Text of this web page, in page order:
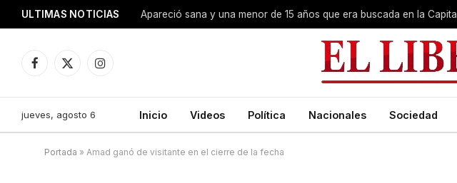
ULTIMAS NOTICIAS Apareció sana y una menor de 15 años que era buscada en la Capital
Facebook
X
Instagram
jueves, agosto 6 Inicio Videos Política Nacionales Sociedad
Portada » Amad ganó de visitante en el cierre de la fecha